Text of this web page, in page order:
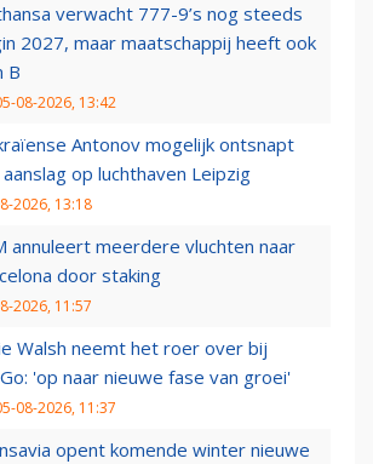
verwacht 777-9’s nog steeds
2027, maar maatschappij heeft ook
B
08-2026, 13:42
Antonov mogelijk ontsnapt
aanslag op luchthaven Leipzig
2026, 13:18
annuleert meerdere vluchten naar
door staking
2026, 11:57
Walsh neemt het roer over bij
'op naar nieuwe fase van groei'
08-2026, 11:37
opent komende winter nieuwe